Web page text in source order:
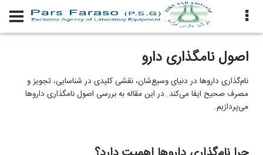
اصول نامگذاری دارو
نام‌گذاری داروها در دنیای وسیع‌شان، نقشی کلیدی در شناسایی، تجویز و
مصرف صحیح ایفا می‌کند. در این مقاله به بررسی اصول نامگذاری داروها
می‌پردازیم.